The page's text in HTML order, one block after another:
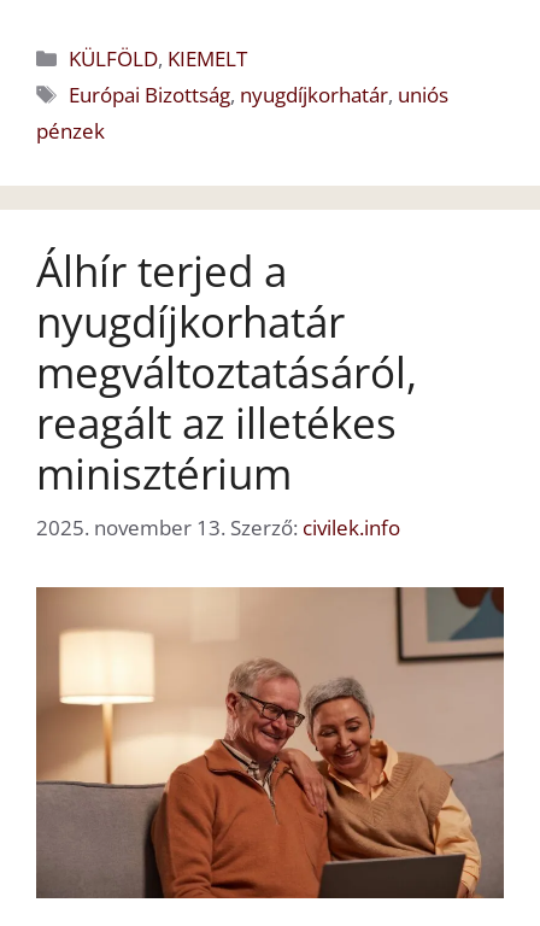
Kategória
KÜLFÖLD, KIEMELT
Címkék
Európai Bizottság, nyugdíjkorhatár, uniós
pénzek
Álhír terjed a
nyugdíjkorhatár
megváltoztatásáról,
reagált az illetékes
minisztérium
2025. november 13. Szerző: civilek.info